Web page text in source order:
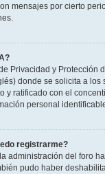
mensajes por cierto
Privacidad y
donde se solicita a los
y ratificado con el
personal
registrarme?
administración del foro
pudo haber